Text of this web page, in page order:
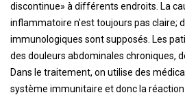
discontinue» à différents endroits. La
inflammatoire n'est toujours pas claire;
immunologiques sont supposés. Les
des douleurs abdominales chroniques,
Dans le traitement, on utilise des
système immunitaire et donc la